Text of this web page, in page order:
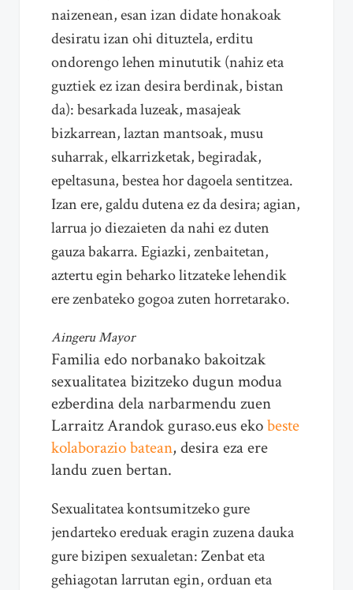
naizenean, esan izan didate honakoak
desiratu izan ohi dituztela, erditu
ondorengo lehen minututik (nahiz eta
guztiek ez izan desira berdinak, bistan
da): besarkada luzeak, masajeak
bizkarrean, laztan mantsoak, musu
suharrak, elkarrizketak, begiradak,
epeltasuna, bestea hor dagoela sentitzea.
Izan ere, galdu dutena ez da desira; agian,
larrua jo diezaieten da nahi ez duten
gauza bakarra. Egiazki, zenbaitetan,
aztertu egin beharko litzateke lehendik
ere zenbateko gogoa zuten horretarako.
Aingeru Mayor
Familia edo norbanako bakoitzak
sexualitatea bizitzeko dugun modua
ezberdina dela narbarmendu zuen
Larraitz Arandok guraso.eus ekobeste
kolaborazio batean, desira eza ere
landu zuen bertan.
Sexualitatea kontsumitzeko gure
jendarteko ereduak eragin zuzena dauka
gure bizipen sexualetan: Zenbat eta
gehiagotan larrutan egin, orduan eta